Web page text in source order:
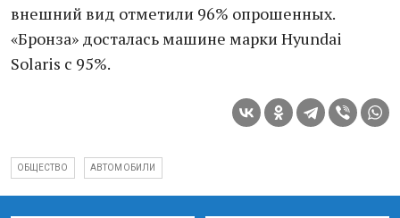
внешний вид отметили 96% опрошенных.
«Бронза» досталась машине марки Hyundai
Solaris с 95%.
ОБЩЕСТВО АВТОМОБИЛИ